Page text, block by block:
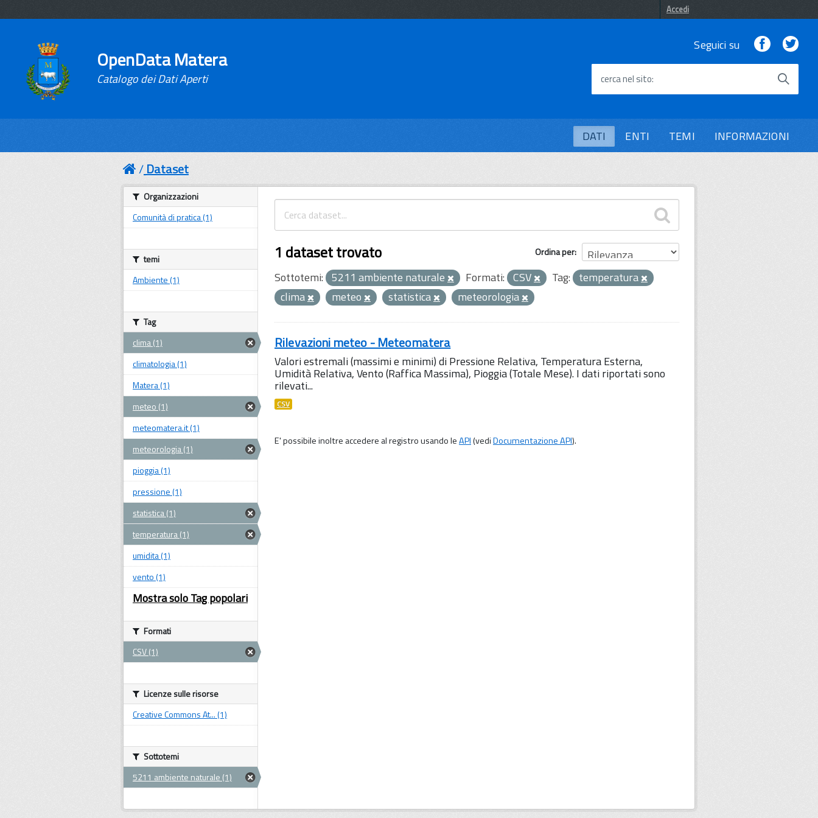
Accedi
OpenData Matera
Catalogo dei Dati Aperti
Seguici su Facebook
cerca nel sito
DATI ENTI TEMI INFORMAZIONI
Dataset
Ordina per
1 dataset trovato
Sottotemi: 5211 ambiente naturale Formati: CSV Tag: temperatura
clima
meteo statistica meteorologia
Rilevazioni meteo - Meteomatera
Valori estremali (massimi e minimi) di Pressione Relativa, Temperatura Esterna,
Umidità Relativa, Vento (Raffica Massima), Pioggia (Totale Mese). I dati riportati sono
rilevati...
CSV
E' possibile inoltre accedere al registro usando leAPI(vediDocumentazione API).
Organizzazioni
Comunità di pratica (1)
temi
Ambiente (1)
Tag
clima (1)
climatologia (1)
Matera (1)
meteo (1)
meteomatera.it (1)
meteorologia (1)
pioggia (1)
pressione (1)
statistica (1)
temperatura (1)
umidita (1)
vento (1)
Mostra solo Tag popolari
Formati
CSV (1)
Licenze sulle risorse
Creative Commons At... (1)
Sottotemi
5211 ambiente naturale (1)